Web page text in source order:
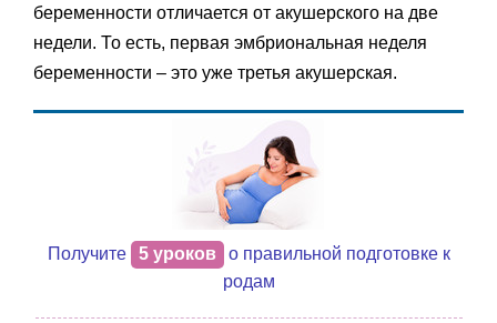
беременности отличается от акушерского на две
недели. То есть, первая эмбриональная неделя
беременности – это уже третья акушерская.
Получите 5 уроков
о правильной подготовке к
родам